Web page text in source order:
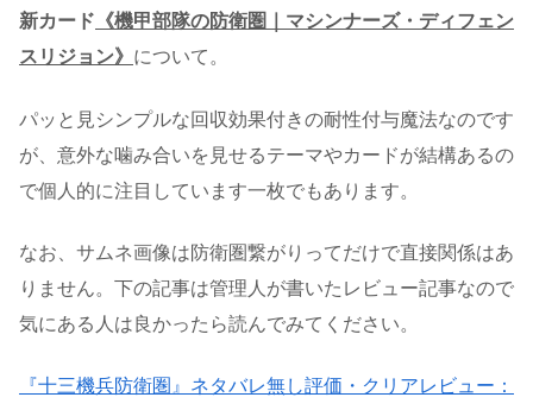
新カード 《機甲部隊の防衛圏｜マシンナーズ・ディフェン
スリジョン》 について。
パッと見シンプルな回収効果付きの耐性付与魔法なのです
が、意外な噛み合いを見せるテーマやカードが結構あるの
で個人的に注目しています一枚でもあります。
なお、サムネ画像は防衛圏繋がりってだけで直接関係はあ
りません。下の記事は管理人が書いたレビュー記事なので
気にある人は良かったら読んでみてください。
『十三機兵防衛圏』ネタバレ無し評価・クリアレビュー：